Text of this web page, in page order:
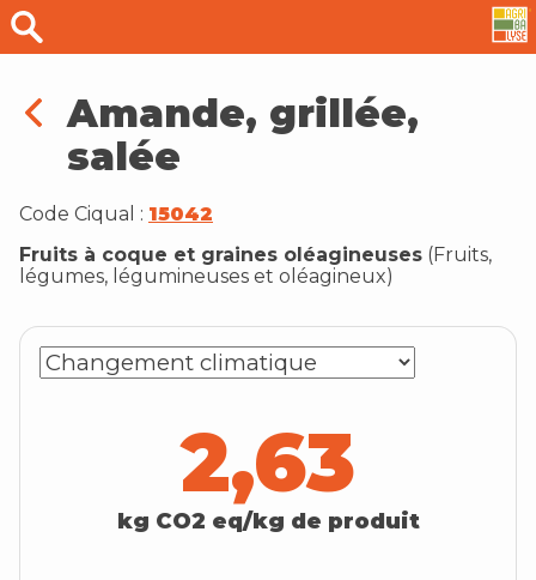
Amande, grillée,
salée
Code Ciqual : 15042
Fruits à coque et graines oléagineuses (Fruits,
légumes, légumineuses et oléagineux)
2,63
kg CO2 eq/kg de produit